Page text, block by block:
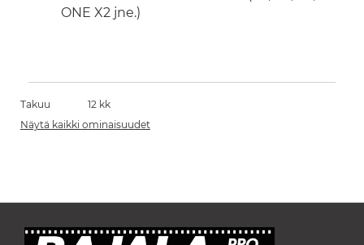
ONE X2 jne.)
Takuu
12 kk
Näytä kaikki ominaisuudet